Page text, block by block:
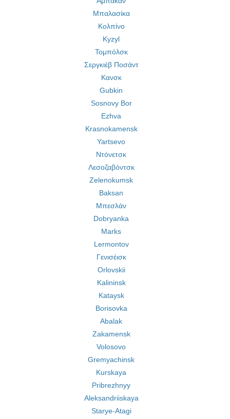
Μπαλασίκα
Κολπίνο
Kyzyl
Τομπόλσκ
Σεργκιέβ Ποσάντ
Κανσκ
Gubkin
Sosnovy Bor
Ezhva
Krasnokamensk
Yartsevo
Ντόνετσκ
Λεσοζαβόντσκ
Zelenokumsk
Baksan
Μπεσλάν
Dobryanka
Marks
Lermontov
Γενισέισκ
Orlovskii
Kalininsk
Kataysk
Borisovka
Abalak
Zakamensk
Volosovo
Gremyachinsk
Kurskaya
Pribrezhnyy
Aleksandriiskaya
Starye-Atagi